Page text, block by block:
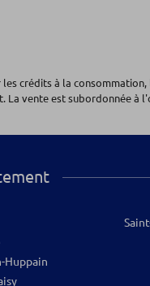
crédits à la
vente est subordonnée à
Huppain